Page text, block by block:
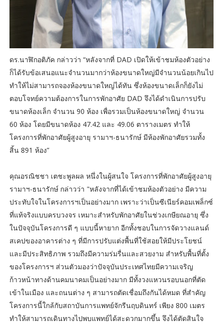
ดร.นาฬิกอติภัค กล่าวว่า “หลังจากที่ DAD เปิดให้เข้าชมห้องตัวอย่าง
ก็ได้รับข้อเสนอแนะจำนวนมากว่าห้องขนาดใหญ่มีจำนวนน้อยเกินไป
ทำให้ไม่สามารถจองห้องขนาดใหญ่ได้ทัน ซึ่งห้องขนาดเล็กก็ยังไม่
ตอบโจทย์ความต้องการในการพักอาศัย DAD จึงได้ดำเนินการปรับ
ขนาดห้องเล็ก จำนวน 90 ห้อง เพื่อรวมเป็นห้องขนาดใหญ่ จำนวน
60 ห้อง โดยมีขนาดห้อง 47.42 และ 49.06 ตารางเมตร ทำให้
โครงการที่พักอาศัยผู้สูงอายุ รามาฯ-ธนารักษ์ มีห้องพักอาศัยรวมทั้ง
สิ้น 891 ห้อง”
คุณอรณิชชา เตชะพูลผล หนึ่งในผู้สนใจ โครงการที่พักอาศัยผู้สูงอายุ
รามาฯ-ธนารักษ์ กล่าวว่า "หลังจากที่ได้เข้าชมห้องตัวอย่าง มีความ
ประทับใจในโครงการฯเป็นอย่างมาก เพราะว่าเป็นซีเนียร์คอมเพล็กซ์
ที่แท้จริงแบบครบวงจร เหมาะสำหรับพักอาศัยในช่วงเกษียณอายุ ซึ่ง
ในปัจจุบันโครงการดี ๆ แบบนี้หายาก อีกทั้งชอบในการจัดวางแลนด์
สเคปของอาคารต่าง ๆ ที่มีการปรับแต่งพื้นที่ใช้สอยให้มีประโยชน์
และมีประสิทธิภาพ รวมถึงมีความร่มรื่นและสวยงาม สำหรับพื้นที่ตั้ง
ของโครงการฯ ส่วนตัวมองว่าปัจจุบันประเทศไทยมีความเจริญ
ก้าวหน้าทางด้านคมนาคมเป็นอย่างมาก มีทั้งวงแหวนรอบนอกที่ตัด
เข้าในเมือง และถนนต่าง ๆ สามารถตัดเชื่อมถึงกันได้หมด ที่สำคัญ
โครงการนี้ใกล้กับสถาบันการแพทย์จักรีนฤบดินทร์ เพียง 800 เมตร
ทำให้สามารถเดินทางไปพบแพทย์ได้สะดวกมากขึ้น จึงได้ตัดสินใจ